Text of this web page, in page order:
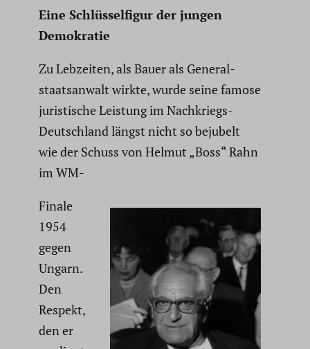
Eine Schlüs­sel­figur der jungen
Demokratie
Zu Lebzeiten, als Bauer als General­
staats­an­walt wirkte, wurde seine famose
juris­ti­sche Leistung im Nachkriegs-
Deutsch­land längst nicht so bejubelt
wie der Schuss von Helmut „Boss“ Rahn
im WM-
Finale
1954
gegen
Ungarn.
Den
Respekt,
den er